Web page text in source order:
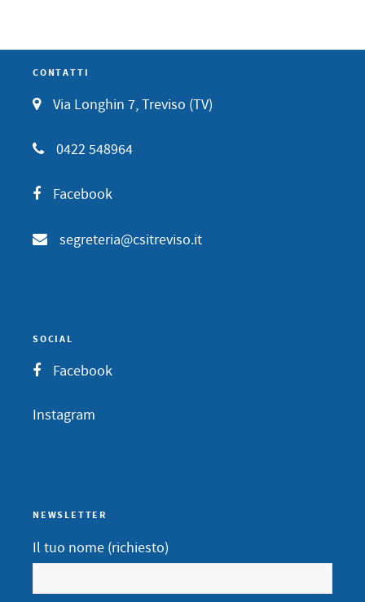
CONTATTI
Via Longhin 7, Treviso (TV)
0422 548964
Facebook
segreteria@csitreviso.it
SOCIAL
Facebook
Instagram
NEWSLETTER
Il tuo nome (richiesto)